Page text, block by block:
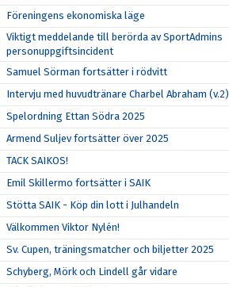
Föreningens ekonomiska läge
Viktigt meddelande till berörda av SportAdmins
personuppgiftsincident
Samuel Sörman fortsätter i rödvitt
Intervju med huvudtränare Charbel Abraham (v.2)
Spelordning Ettan Södra 2025
Armend Suljev fortsätter över 2025
TACK SAIKOS!
Emil Skillermo fortsätter i SAIK
Stötta SAIK - Köp din lott i Julhandeln
Välkommen Viktor Nylén!
Sv. Cupen, träningsmatcher och biljetter 2025
Schyberg, Mörk och Lindell går vidare